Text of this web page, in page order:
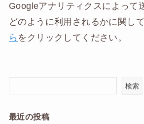
Googleアナリティクスによって
どのように利用されるかに関し
ら をクリックしてください。
検索
最近の投稿